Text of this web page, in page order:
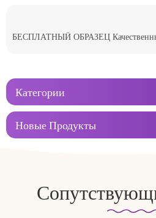
Категории
Новые Продукты